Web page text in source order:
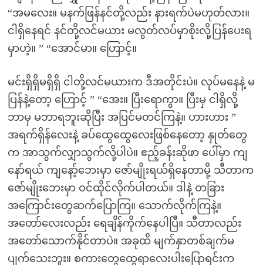
“အမလေး။ မနက်ဖြန်နင်တို့လည်း နားရက်ပဲမဟုတ်လား။
ငါရှိနေရင် နင်တို့လင်မယား မလွတ်လပ်မှာစိုးလို့ပြန်ပေးရ
မှာဟဲ့။ ” “အောင်မာ။ ဟြောင့်။
မင်းရှိရှိမရှိရှိ ငါတို့လင်မယားက ဒီအတိုင်းပဲ။ လုပ်မနေနဲ့ မ
ပြန်နဲ့တော့ ဟြောင့် ” “အေး။ ပြီးရောကွာ။ ပြီးမှ ငါရှိလို့
ဘာမှ မဘာရဘူးဆိုပြီး အပြင်မတင်ကြနဲ့။ ဟားဟား ”
အရက်ရှိန်လေးနဲ့ ခပ်ထွေထွေလေးဖြစ်နေတော့ နှုတ်တွေ
က အာသွက်လျှာသွက်လို့ပါပဲ။ ဧည့်ခန်းဆိုဖာ ပေါ်မှာ ကျ
နော်ရယ် ကျနော့်ဘေးမှာ ဇော်မျိုးရယ်ရှိနေတာမို့ သီတာက
ဇော်မျိုးဘေးမှာ ဝင်ထိုင်လိုက်ပါတယ်။ ဒါနဲ့ တခြား
အကြောင်းတွေဆက်ပြောကြ။ သောက်လိုက်ကြနဲ့။
အတော်လေးလည်း ရေချိန်ကိုက်နေပါပြီ။ သီတာလည်း
အတော်သောက်နိုင်တာပဲ။ အခုထိ မျက်နှာတစ်ချက်မ
ပျက်သေးဘူး။ စကားတွေထွေရာလေးပါးပြောရင်းက